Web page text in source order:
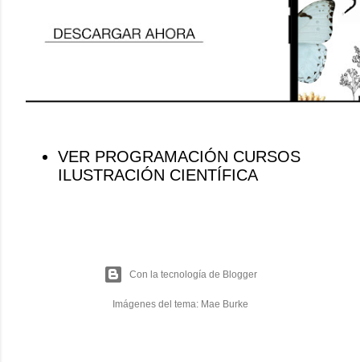
VER PROGRAMACIÓN CURSOS
ILUSTRACIÓN CIENTÍFICA
Con la tecnología de Blogger
Imágenes del tema: Mae Burke